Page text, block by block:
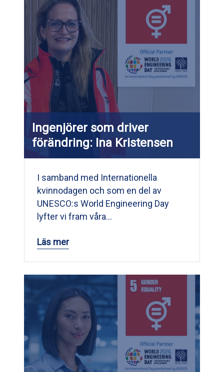
Ingenjörer som driver
förändring: Ina Kristensen
I samband med Internationella
kvinnodagen och som en del av
UNESCO:s World Engineering Day
lyfter vi fram våra…
Läs mer